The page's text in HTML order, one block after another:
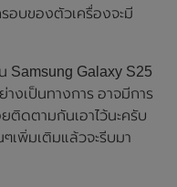
อบของตัวเครื่องจะมี
Samsung Galaxy S25
งเป็นทางการ อาจมีการ
ติดตามกันเอาไว้นะครับ
เพิ่มเติมแล้วจะรีบมา